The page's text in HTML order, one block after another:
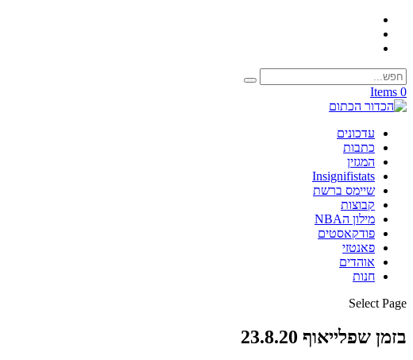
0 Items
עדכונים
כתבות
המגזין
Insignifistats
שיימס ברשת
קבוצות
מילון הNBA
פודקאסטים
פאנטזי
אוהדים
חנות
Select Page
בזמן שפלייאוף 23.8.20